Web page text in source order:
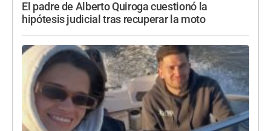
El padre de Alberto Quiroga cuestionó la
hipótesis judicial tras recuperar la moto